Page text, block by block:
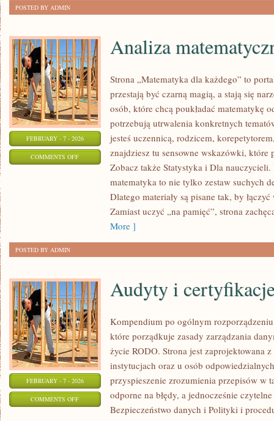
POSTED BY ADMIN
FEBRUARY - 7 - 2026
COMMENTS OFFON
MATEMATYCZNA
Analiza
Strona „Matematyka dla każdego” to
przestają być czarną magią, a stają się
osób, które chcą poukładać matematykę
potrzebują utrwalenia konkretnych
jesteś uczennicą, rodzicem,
znajdziesz tu sensowne wskazówki,
Zobacz także Statystyka i Dla
matematyka to nie tylko zestaw suchych
Dlatego materiały są pisane tak, by
Zamiast uczyć „na pamięć”, strona
More ]
POSTED BY ADMIN
FEBRUARY - 7 - 2026
COMMENTS OFFON
Audyty i
Kompendium po ogólnym
które porządkuje zasady zarządzania
życie RODO. Strona jest zaprojektowana
instytucjach oraz u osób
przyspieszenie zrozumienia przepisów w
odporne na błędy, a jednocześnie
Bezpieczeństwo danych i Polityki i